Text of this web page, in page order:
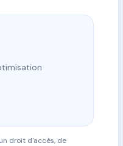
droit d'accès, de